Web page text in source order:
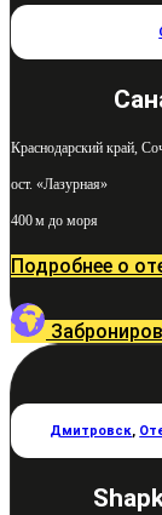
Краснодарский край,
ост. «Лазурная»
400 м до моря
Подробнее о
Дмитровск,